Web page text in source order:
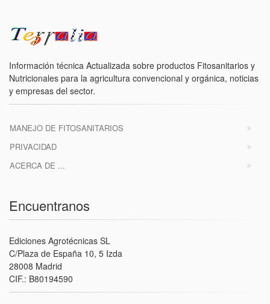
Información técnica Actualizada sobre productos Fitosanitarios y
Nutricionales para la agricultura convencional y orgánica, noticias
y empresas del sector.
MANEJO DE FITOSANITARIOS
PRIVACIDAD
ACERCA DE ...
Encuentranos
Ediciones Agrotécnicas SL
C/Plaza de España 10, 5 Izda
28008 Madrid
CIF.: B80194590